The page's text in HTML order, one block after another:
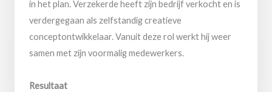
in het plan. Verzekerde heeft zijn bedrijf verkocht en is
verdergegaan als zelfstandig creatieve
conceptontwikkelaar. Vanuit deze rol werkt hij weer
samen met zijn voormalig medewerkers.
Resultaat